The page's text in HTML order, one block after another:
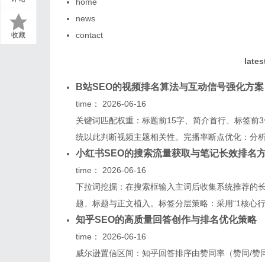
收藏
news
contact
B站SEO的视频排名算法与互动信号强化方案
time：
2026-06-16
关键词匹配权重：标题前15字、简介首行、标签
统以此判断视频主题相关性。完播率断点优化：分
小红书SEO的搜索流量获取与笔记长效排名
time：
2026-06-16
下拉词挖掘：在搜索框输入主词后收集系统推荐的
题、标题与正文植入。标签分层策略：采用“1核心
知乎SEO的高质量回答创作与排名优化策略
time：
2026-06-16
威尔逊置信区间：知乎回答排序由赞同率（赞同/